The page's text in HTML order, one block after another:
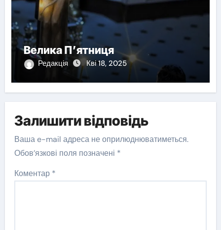
Велика П’ятниця
Редакція Кві 18, 2025
Залишити відповідь
Ваша e-mail адреса не оприлюднюватиметься.
Обов’язкові поля позначені *
Коментар *